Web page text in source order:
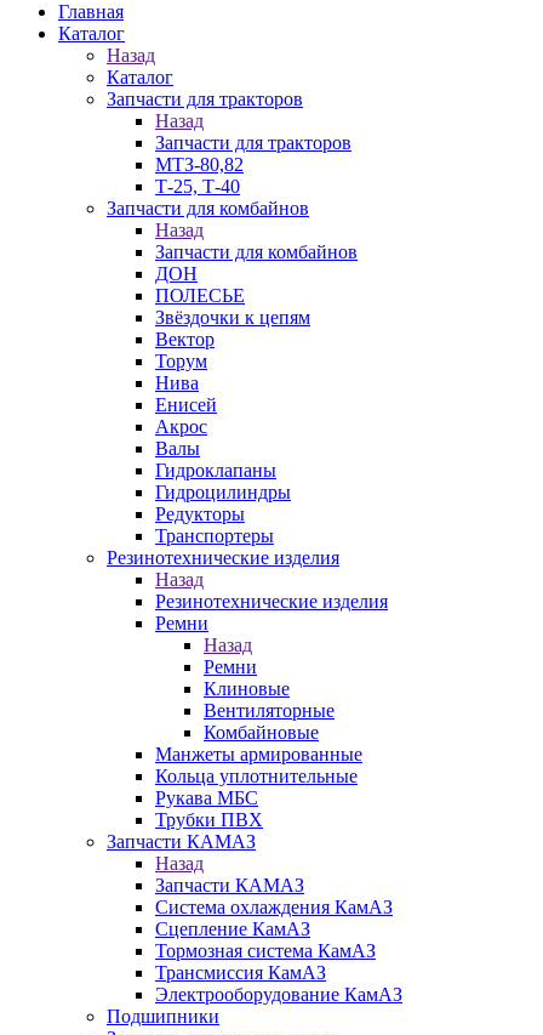
Главная
Каталог
Назад
Каталог
Запчасти для тракторов
Назад
Запчасти для тракторов
МТЗ-80,82
Т-25, Т-40
Запчасти для комбайнов
Назад
Запчасти для комбайнов
ДОН
ПОЛЕСЬЕ
Звёздочки к цепям
Вектор
Торум
Нива
Енисей
Акрос
Валы
Гидроклапаны
Гидроцилиндры
Редукторы
Транспортеры
Резинотехнические изделия
Назад
Резинотехнические изделия
Ремни
Назад
Ремни
Клиновые
Вентиляторные
Комбайновые
Манжеты армированные
Кольца уплотнительные
Рукава МБС
Трубки ПВХ
Запчасти КАМАЗ
Назад
Запчасти КАМАЗ
Система охлаждения КамАЗ
Сцепление КамАЗ
Тормозная система КамАЗ
Трансмиссия КамАЗ
Электрооборудование КамАЗ
Подшипники